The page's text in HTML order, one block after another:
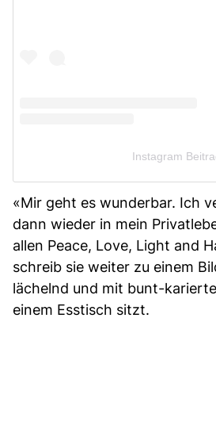
Instagram
«Mir geht es wunderbar. Ich
dann wieder in mein
allen Peace, Love, Light and
schreib sie weiter zu einem
lächelnd und mit bunt-
einem Esstisch sitzt.